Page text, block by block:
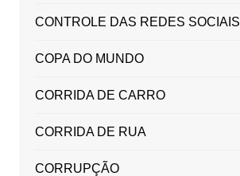
CONTROLE DAS REDES SOCIAIS
COPA DO MUNDO
CORRIDA DE CARRO
CORRIDA DE RUA
CORRUPÇÃO